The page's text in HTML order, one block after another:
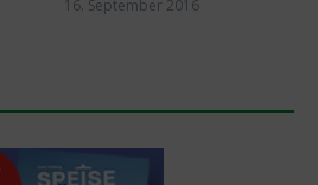
16. September 2016